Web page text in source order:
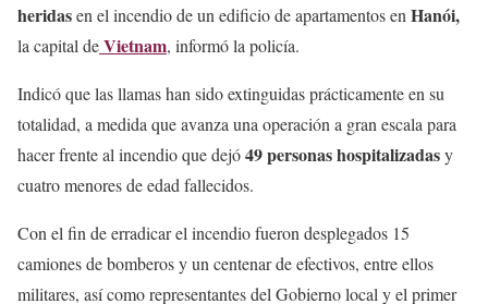
heridasen el incendio de un edificio de apartamentos en Hanói,
la capital deVietnam, informó la policía.
Indicó que las llamas han sido extinguidas prácticamente en su
totalidad, a medida que avanza una operación a gran escala para
hacer frente al incendioque dejó49 personas hospitalizadasy
cuatro menores de edad fallecidos.
Con el fin de erradicar el incendio fueron desplegados 15
camiones de bomberos y un centenar de efectivos, entre ellos
militares, así como representantes del Gobierno local y el primer